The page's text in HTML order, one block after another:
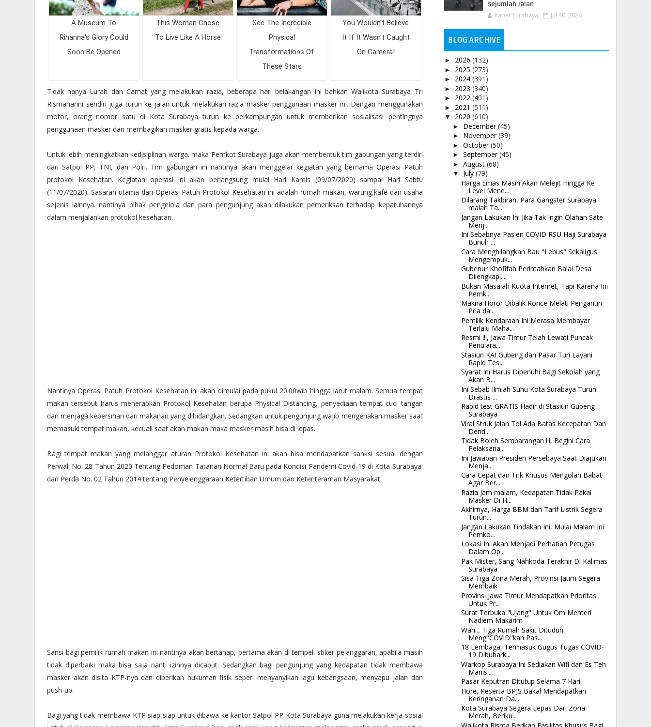
Tidak hanya Lurah dan Camat yang melakukan razia, beberapa hari belakangan ini bahkan Walikota Surabaya Tri
Rismaharini sendiri juga turun ke jalan untuk melakukan razia masker penggunaan masker ini. Dengan menggunakan
motor, orang nomor satu di Kota Surabaya turun ke perkampungan untuk memberikan sosialisasi pentingnya
penggunaan masker dan membagikan masker gratis kepada warga.
Untuk lebih meningkatkan kedisiplinan warga. maka Pemkot Surabaya juga akan membentuk tim gabungan yang terdiri
dari Satpol PP, TNI, dan Polri. Tim gabungan ini nantinya akan menggelar kegiatan yang bernama Operasi Patuh
protokol Kesehatan. Kegiatan operasi ini akan berlangsung mulai Hari Kamis (09/07/2020) sampai Hari Sabtu
(11/07/2020). Sasaran utama dari Operasi Patuh Protokol Kesehatan ini adalah rumah makan, warung,kafe dan usaha
sejenis lainnya. nantinya pihak pengelola dan para pengunjung akan dilakukan pemeriksan terhadap kepatuhannya
dalam menjalankan protokol kesehatan.
Nantinya Operasi Patuh Protokol Kesehatan ini akan dimulai pada pukul 20.00wib hingga larut malam. Semua tempat
makan tersebut harus menerapkan Protokol Kesehatan berupa Physical Distancing, penyediaan tempat cuci tangan
dan menjaga kebersihan dari makanan yang dihidangkan. Sedangkan untuk pengunjung wajib mengenakan masker saat
memasuki tempat makan, kecuali saat akan makan maka masker masih bisa di lepas.
Bagi tempat makan yang melanggar aturan Protokol Kesehatan ini akan bisa mendapatkan sanksi sesuai dengan
Perwali No. 28 Tahun 2020 Tentang Pedoman Tatanan Normal Baru pada Kondisi Pandemi Covid-19 di Kota Surabaya.
dan Perda No. 02 Tahun 2014 tentang Penyelenggaraan Ketertiban Umum dan Ketenteraman Masyarakat.
Sansi bagi pemilik rumah makan ini nantinya akan bertahap, pertama akan di tempeli stiker pelanggaran, apabila masih
tidak diperbaiki maka bisa saja nanti izinnya dicabut. Sedangkan bagi pengunjung yang kedapatan tidak membawa
masker akan disita KTP-nya dan diberikan hukuman fisik seperi menyanyikan lagu kebangsaan, menyapu jalan dan
push-up.
Bagi yang tidak membawa KTP siap-siap untuk dibawa ke kantor Satpol PP Kota Surabaya guna melakukan kerja sosial
Sejumlah Jalan
Kabar Surabaya Jul 30, 2026
BLOG ARCHIVE
► 2026 (132)
► 2025 (273)
► 2024 (391)
► 2023 (340)
► 2022 (401)
► 2021 (511)
▼ 2020 (610)
► December(45)
► November(39)
► October(50)
► September(45)
► August (68)
▼ July (79)
Harga Emas Masih Akan Melejit Hingga Ke
Level Mene...
Dilarang Takbiran, Para Gangster Surabaya
malah Ta...
Jangan Lakukan Ini Jika Tak Ingin Olahan Sate
Menj...
Ini Sebabnya Pasien COVID RSU Haji Surabaya
Bunuh ...
Cara Menghilangkan Bau "Lebus" Sekaligus
Mengempuk...
Gubenur Khofifah Perintahkan Balai Desa
Dilengkapi...
Bukan Masalah Kuota Internet, Tapi Karena Ini
Pemk...
Makna Horor Dibalik Ronce Melati Pengantin
Pria da...
Pemilik Kendaraan Ini Merasa Membayar
Terlalu Maha...
Resmi !!!, Jawa Timur Telah Lewati Puncak
Penulara...
Stasiun KAI Gubeng dan Pasar Turi Layani
Rapid Tes...
Syarat Ini Harus Dipenuhi Bagi Sekolah yang
Akan B...
Ini Sebab Ilmiah Suhu Kota Surabaya Turun
Drastis ...
Rapid test GRATIS Hadir di Stasiun Gubeng
Surabaya
Viral Struk Jalan Tol Ada Batas Kecepatan Dan
Dend...
Tidak Boleh Sembarangan !!!, Begini Cara
Pelaksana...
Ini Jawaban Presiden Persebaya Saat Diajukan
Menja...
Cara Cepat dan Trik Khusus Mengolah Babat
Agar Ber...
Razia Jam malam, Kedapatan Tidak Pakai
Masker Di H...
Akhirnya, Harga BBM dan Tarif Listrik Segera
Turun...
Jangan Lakukan Tindakan Ini, Mulai Malam Ini
Pemko...
Lokasi Ini Akan Menjadi Perhatian Petugas
Dalam Op...
Pak Mister, Sang Nahkoda Terakhir Di Kalimas
Surabaya
Sisa Tiga Zona Merah, Provinsi Jatim Segera
Membaik
Provinsi Jawa Timur Mendapatkan Prioritas
Untuk Pr...
Surat Terbuka "Ujang" Untuk Om Menteri
Nadiem Makarim
Wah.., Tiga Rumah Sakit Dituduh
Meng"COVID"kan Pas...
18 Lembaga, Termasuk Gugus Tugas COVID-
19 Dibubark...
Warkop Surabaya Ini Sediakan Wifi dan Es Teh
Manis...
Pasar Keputran Ditutup Selama 7 Hari
Hore, Peserta BPJS Bakal Mendapatkan
Keringanan Da...
Kota Surabaya Segera Lepas Dari Zona
Merah, Beriku...
Walikota Risma Berikan Fasilitas Khusus Bagi